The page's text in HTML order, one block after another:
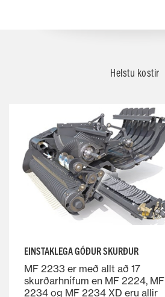
Helstu kostir
EINSTAKLEGA GÓÐUR SKURÐUR
MF 2233 er með allt að 17
skurðarhnífum en MF 2224, MF
2234 og MF 2234 XD eru allir